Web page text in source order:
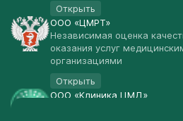
Открыть
ООО «ЦМРТ»
Независимая оценка
оказания услуг
организациями
Открыть
ООО «Клиника ЦМД»